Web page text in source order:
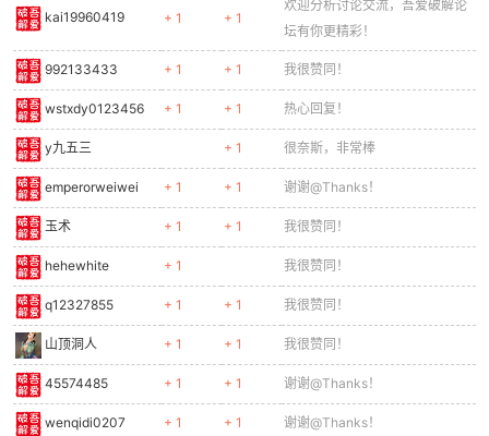
kai19960419 + 1 + 1
欢迎分析讨论交流，吾爱破解论
坛有你更精彩！
992133433 + 1 + 1 我很赞同！
wstxdy0123456 + 1 + 1 热心回复！
y九五三 + 1 很奈斯，非常棒
emperorweiwei + 1 + 1 谢谢@Thanks！
玉术 + 1 + 1 我很赞同！
hehewhite + 1 我很赞同！
q12327855 + 1 + 1 我很赞同！
山顶洞人 + 1 + 1 我很赞同！
45574485 + 1 + 1 谢谢@Thanks！
wenqidi0207 + 1 + 1 谢谢@Thanks！